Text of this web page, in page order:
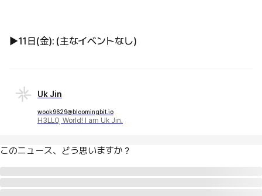
▶︎11日(金): (主なイベントなし)
Uk Jin
wook9629@bloomingbit.io
H3LLO, World! I am Uk Jin.
このニュース、どう思いますか？